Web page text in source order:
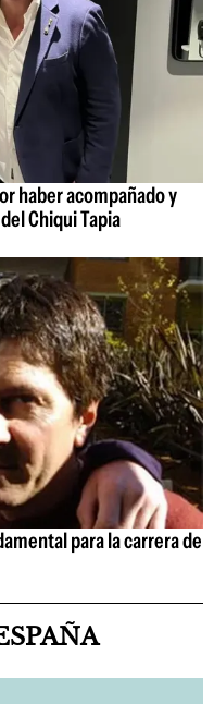
haber acompañado y
Chiqui Tapia
para la carrera de